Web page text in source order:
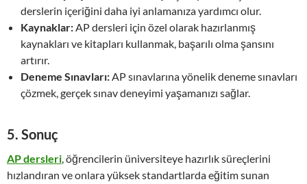
derslerin içeriğini daha iyi anlamanıza yardımcı olur.
Kaynaklar:AP dersleri için özel olarak hazırlanmış
kaynakları ve kitapları kullanmak, başarılı olma şansını
artırır.
Deneme Sınavları:AP sınavlarına yönelik deneme sınavları
çözmek, gerçek sınav deneyimi yaşamanızı sağlar.
5. Sonuç
AP dersleri, öğrencilerin üniversiteye hazırlık süreçlerini
hızlandıran ve onlara yüksek standartlarda eğitim sunan